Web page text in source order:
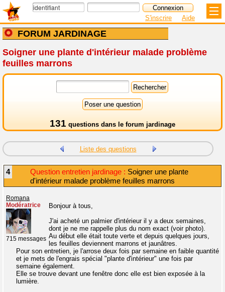
FORUM JARDINAGE
S'inscrire Aide
Soigner une plante d'intérieur malade problème
feuilles marrons
131 questions dans le forum jardinage
Liste des questions
4 Question entretien jardinage : Soigner une plante
d'intérieur malade problème feuilles marrons
Romana
Modératrice
715 messages
Bonjour à tous,
J'ai acheté un palmier d'intérieur il y a deux semaines,
dont je ne me rappelle plus du nom exact (voir photo).
Au début elle était toute verte et depuis quelques jours,
les feuilles deviennent marrons et jaunâtres.
Pour son entretien, je l'arrose deux fois par semaine en faible quantité
et je mets de l'engrais spécial "plante d'intérieur" une fois par
semaine également.
Elle se trouve devant une fenêtre donc elle est bien exposée à la
lumière.